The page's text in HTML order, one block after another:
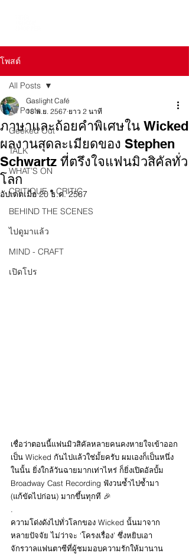
โพสต์
All Posts
Geeked Out
TALK
WHAT’S ON
CRITIQUE • CRITIC
BEHIND THE SCENES
ไปดูมาแล้ว
MIND - CRAFT
เปิดโปร
All Posts
ภาษาและถ้อยคำพิเศษใน Wicked
ผลงานสุดละเมียดของ Stephen
Schwartz ที่ตรึงใจแฟนมิวสิคัลทั่ว
โลก
Gaslight Café
18 พ.ย. 2567 ยาว 2 นาที
อัปเดตเมื่อ20 ธ.ค. 2567
เชื่อว่าตอนนี้แฟนมิวสิคัลหลายคนคงหายใจเข้าออก
เป็น Wicked กันไปแล้วใช่มั้ยครับ ผมเองก็เป็นหนึ่ง
ในนั้น ยิ่งใกล้วันฉายมากเท่าไหร่ ก็ยิ่งเปิดอัลบั้ม
Broadway Cast Recording ฟังวนซ้ำไปซ้ำมา
(แก้ขัดไปก่อน) มากขึ้นทุกที 🎉
.
ความโด่งดังไปทั่วโลกของ Wicked นั้นมาจาก
หลายปัจจัย ไม่ว่าจะ ‘โครงเรื่อง’ ซึ่งหยิบเอา
จักรวาลแฟนตาซีที่ผู้ชมมอบความรักให้มานาน